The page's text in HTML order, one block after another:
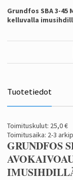
Grundfos SBA 3-
kelluvalla
Tuotetiedot
Toimituskulut: 25,0 €
Toimitusaika: 2-3
GRUNDFOS